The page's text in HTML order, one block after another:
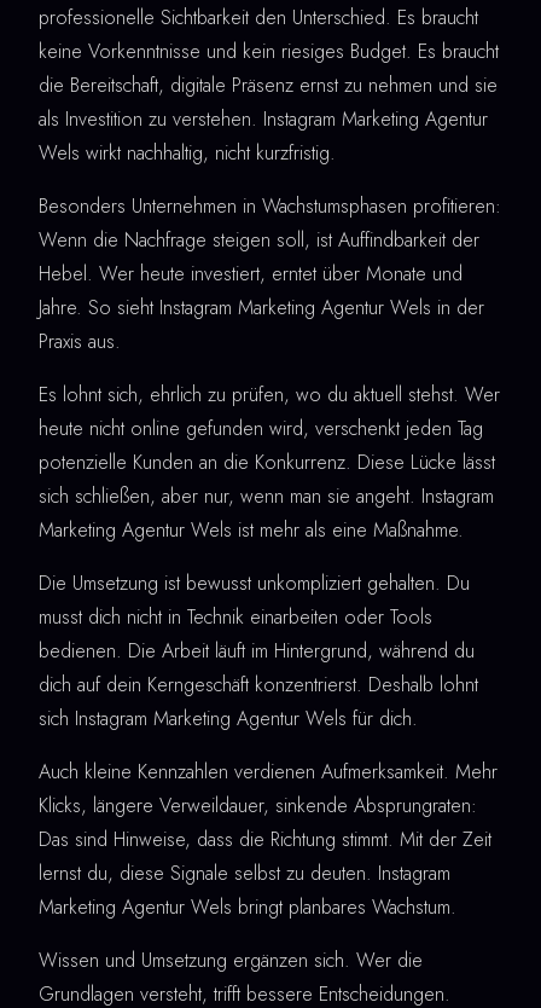
professionelle Sichtbarkeit den Unterschied. Es braucht
keine Vorkenntnisse und kein riesiges Budget. Es braucht
die Bereitschaft, digitale Präsenz ernst zu nehmen und sie
als Investition zu verstehen. Instagram Marketing Agentur
Wels wirkt nachhaltig, nicht kurzfristig.
Besonders Unternehmen in Wachstumsphasen profitieren:
Wenn die Nachfrage steigen soll, ist Auffindbarkeit der
Hebel. Wer heute investiert, erntet über Monate und
Jahre. So sieht Instagram Marketing Agentur Wels in der
Praxis aus.
Es lohnt sich, ehrlich zu prüfen, wo du aktuell stehst. Wer
heute nicht online gefunden wird, verschenkt jeden Tag
potenzielle Kunden an die Konkurrenz. Diese Lücke lässt
sich schließen, aber nur, wenn man sie angeht. Instagram
Marketing Agentur Wels ist mehr als eine Maßnahme.
Die Umsetzung ist bewusst unkompliziert gehalten. Du
musst dich nicht in Technik einarbeiten oder Tools
bedienen. Die Arbeit läuft im Hintergrund, während du
dich auf dein Kerngeschäft konzentrierst. Deshalb lohnt
sich Instagram Marketing Agentur Wels für dich.
Auch kleine Kennzahlen verdienen Aufmerksamkeit. Mehr
Klicks, längere Verweildauer, sinkende Absprungraten:
Das sind Hinweise, dass die Richtung stimmt. Mit der Zeit
lernst du, diese Signale selbst zu deuten. Instagram
Marketing Agentur Wels bringt planbares Wachstum.
Wissen und Umsetzung ergänzen sich. Wer die
Grundlagen versteht, trifft bessere Entscheidungen.